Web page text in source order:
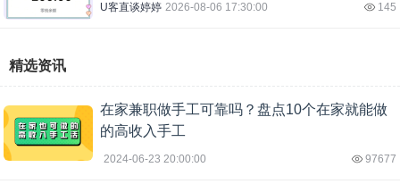
U客直谈婷婷 2026-08-06 17:30:00 145
精选资讯
在家兼职做手工可靠吗？盘点10个在家就能做
的高收入手工
2024-06-23 20:00:00 97677